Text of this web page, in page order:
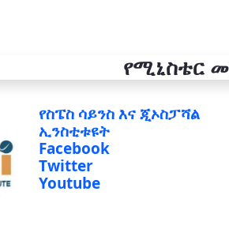
የሚኒስቴር
የስፔስ ሳይንስ እና ጂኦስፓሻል
ኢንስቲቱዩት
Facebook
Twitter
Youtube